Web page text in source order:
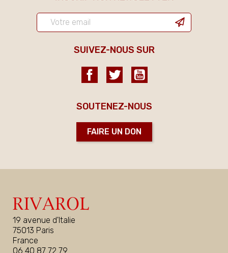
SUIVEZ-NOUS SUR
FacebookTwitter
SOUTENEZ-NOUS
FAIRE UN DON
19 avenue d'Italie
75013 Paris
France
06 40 87 72 79